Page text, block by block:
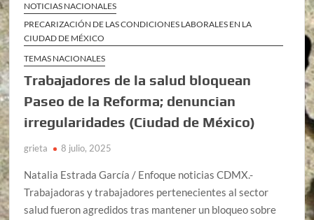
NOTICIAS NACIONALES
PRECARIZACIÓN DE LAS CONDICIONES LABORALES EN LA
CIUDAD DE MÉXICO
TEMAS NACIONALES
Trabajadores de la salud bloquean
Paseo de la Reforma; denuncian
irregularidades (Ciudad de México)
grieta 8 julio, 2025
Natalia Estrada García / Enfoque noticias CDMX.-
Trabajadoras y trabajadores pertenecientes al sector
salud fueron agredidos tras mantener un bloqueo sobre